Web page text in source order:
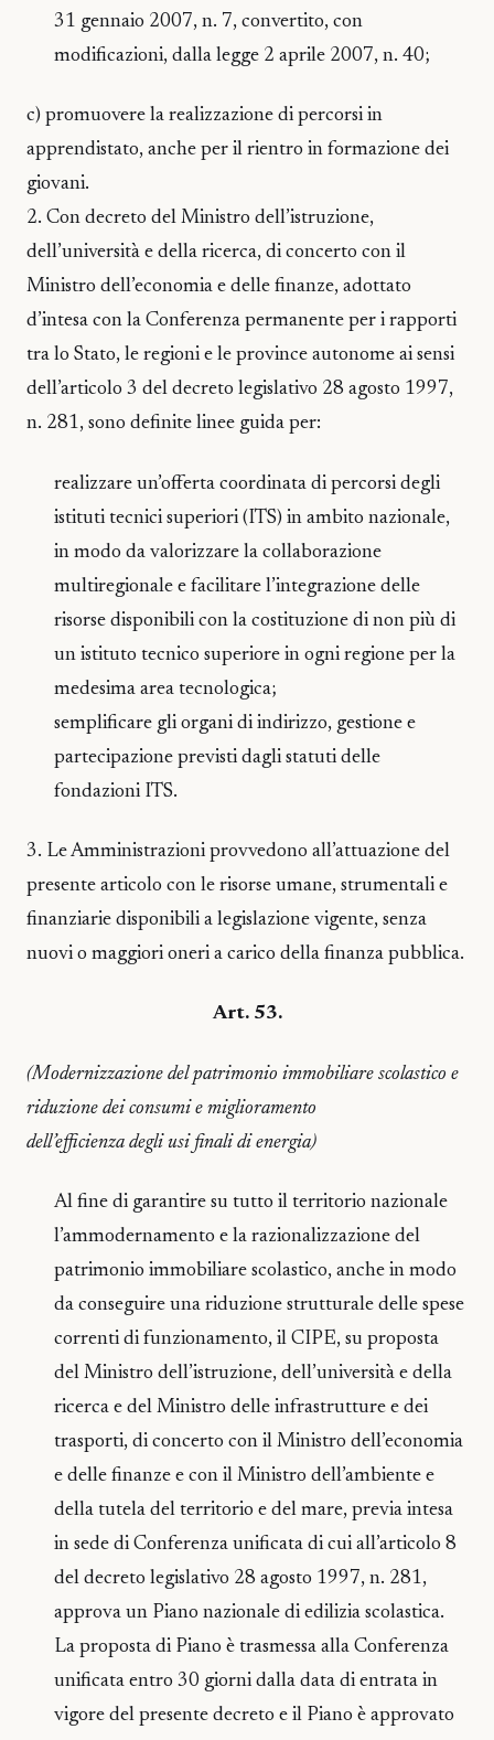
31 gennaio 2007, n. 7, convertito, con
modificazioni, dalla legge 2 aprile 2007, n. 40;
c) promuovere la realizzazione di percorsi in
apprendistato, anche per il rientro in formazione dei
giovani.
2. Con decreto del Ministro dell’istruzione,
dell’università e della ricerca, di concerto con il
Ministro dell’economia e delle finanze, adottato
d’intesa con la Conferenza permanente per i rapporti
tra lo Stato, le regioni e le province autonome ai sensi
dell’articolo 3 del decreto legislativo 28 agosto 1997,
n. 281, sono definite linee guida per:
realizzare un’offerta coordinata di percorsi degli
istituti tecnici superiori (ITS) in ambito nazionale,
in modo da valorizzare la collaborazione
multiregionale e facilitare l’integrazione delle
risorse disponibili con la costituzione di non più di
un istituto tecnico superiore in ogni regione per la
medesima area tecnologica;
semplificare gli organi di indirizzo, gestione e
partecipazione previsti dagli statuti delle
fondazioni ITS.
3. Le Amministrazioni provvedono all’attuazione del
presente articolo con le risorse umane, strumentali e
finanziarie disponibili a legislazione vigente, senza
nuovi o maggiori oneri a carico della finanza pubblica.
Art. 53.
(Modernizzazione del patrimonio immobiliare scolastico e
riduzione dei consumi e miglioramento
dell’efficienza degli usi finali di energia)
Al fine di garantire su tutto il territorio nazionale
l’ammodernamento e la razionalizzazione del
patrimonio immobiliare scolastico, anche in modo
da conseguire una riduzione strutturale delle spese
correnti di funzionamento, il CIPE, su proposta
del Ministro dell’istruzione, dell’università e della
ricerca e del Ministro delle infrastrutture e dei
trasporti, di concerto con il Ministro dell’economia
e delle finanze e con il Ministro dell’ambiente e
della tutela del territorio e del mare, previa intesa
in sede di Conferenza unificata di cui all’articolo 8
del decreto legislativo 28 agosto 1997, n. 281,
approva un Piano nazionale di edilizia scolastica.
La proposta di Piano è trasmessa alla Conferenza
unificata entro 30 giorni dalla data di entrata in
vigore del presente decreto e il Piano è approvato